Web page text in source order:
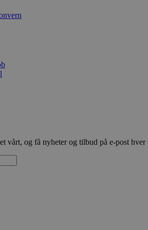
vårt, og få nyheter og tilbud på e-post hver